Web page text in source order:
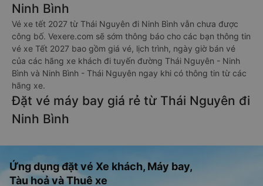
Ninh Bình
Vé xe tết 2027 từ Thái Nguyên đi Ninh Bình vẫn chưa được
công bố. Vexere.com sẽ sớm thông báo cho các bạn thông tin
vé xe Tết 2027 bao gồm giá vé, lịch trình, ngày giờ bán vé
của các hãng xe khách đi tuyến đường Thái Nguyên - Ninh
Bình và Ninh Bình - Thái Nguyên ngay khi có thông tin từ các
hãng xe.
Đặt vé máy bay giá rẻ từ Thái Nguyên đi
Ninh Bình
Ứng dụng đặt vé Xe khách, Máy bay,
Tàu hoả và Thuê xe